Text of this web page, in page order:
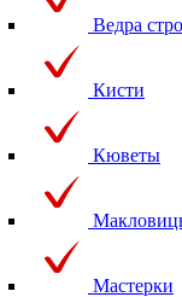
Ведра
Кисти
Кюветы
Мастерки